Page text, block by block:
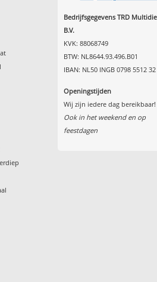
Bedrijfsgegevens TRD
B.V.
KVK: 88068749
BTW: NL8644.93.496.B01
IBAN: NL50 INGB 0798 5512 32
Openingstijden
Wij zijn iedere dag bereikbaar!
Ook in het weekend en op
feestdagen